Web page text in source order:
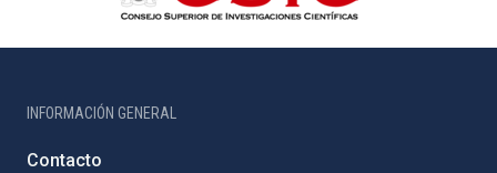
INFORMACIÓN GENERAL
Contacto